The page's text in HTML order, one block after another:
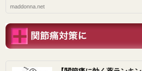
maddonna.net